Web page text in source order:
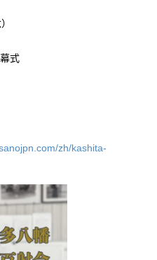
式
zh/kashita-